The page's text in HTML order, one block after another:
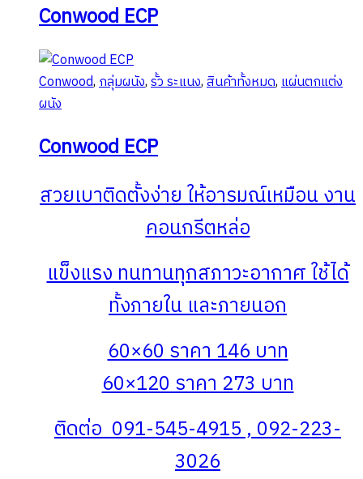
Conwood ECP
Conwood,กลุ่มผนัง,รั้ว ระแนง,สินค้าทั้งหมด,แผ่นตกแต่ง
ผนัง
Conwood ECP
สวยเบาติดตั้งง่าย ให้อารมณ์เหมือน งาน
คอนกรีตหล่อ
แข็งแรง ทนทานทุกสภาวะอากาศ ใช้ได้
ทั้งภายใน และภายนอก
60×60 ราคา 146 บาท
60×120 ราคา 273 บาท
ติดต่อ 091-545-4915 , 092-223-
3026